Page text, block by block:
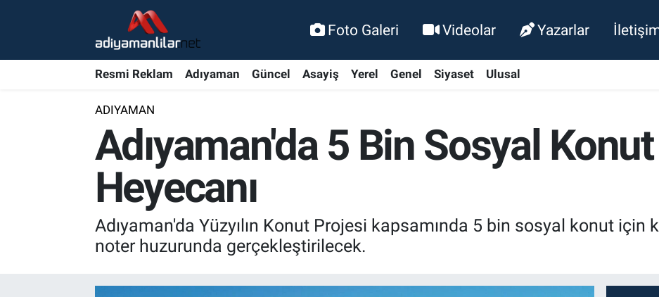
Foto Galeri Videolar Yazarlar
Resmi Reklam Adıyaman Güncel Asayiş Yerel Genel Siyaset Ulusal
ADIYAMAN
Adıyaman'da 5 Bin Sosyal
Heyecanı
Adıyaman'da Yüzyılın Konut Projesi kapsamında 5 bin sosyal konut için
noter huzurunda gerçekleştirilecek.
Bölge Haberleri
Nöbetçi Eczaneler
Adiyaman Namaz Vakitleri
Trafik Durumu
Süper Lig Puan Durumu ve Fikstür
Tüm Manşetler